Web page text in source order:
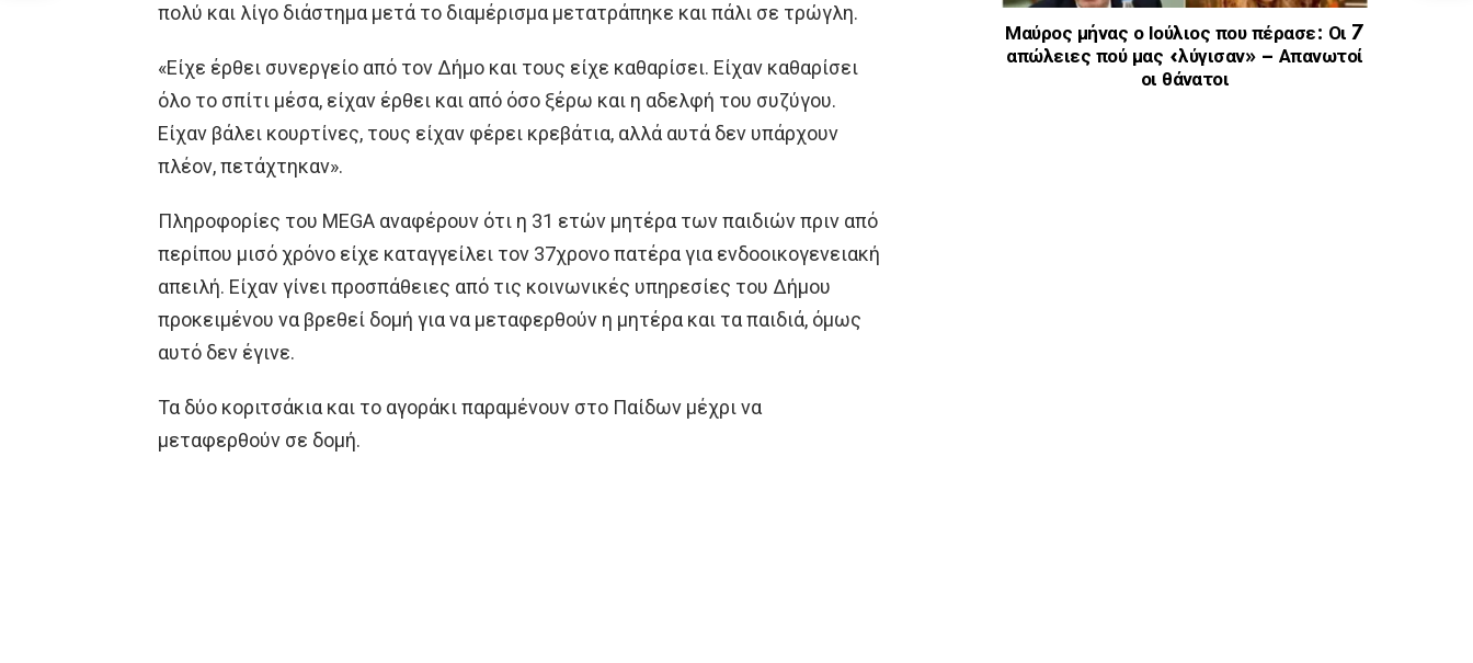
πολύ και λίγο διάστημα μετά το διαμέρισμα μετατράπηκε και πάλι σε τρώγλη.
«Είχε έρθει συνεργείο από τον Δήμο και τους είχε καθαρίσει. Είχαν καθαρίσει
όλο το σπίτι μέσα, είχαν έρθει και από όσο ξέρω και η αδελφή του συζύγου.
Είχαν βάλει κουρτίνες, τους είχαν φέρει κρεβάτια, αλλά αυτά δεν υπάρχουν
πλέον, πετάχτηκαν».
Πληροφορίες του MEGA αναφέρουν ότι η 31 ετών μητέρα των παιδιών πριν από
περίπου μισό χρόνο είχε καταγγείλει τον 37χρονο πατέρα για ενδοοικογενειακή
απειλή. Είχαν γίνει προσπάθειες από τις κοινωνικές υπηρεσίες του Δήμου
προκειμένου να βρεθεί δομή για να μεταφερθούν η μητέρα και τα παιδιά, όμως
αυτό δεν έγινε.
Τα δύο κοριτσάκια και το αγοράκι παραμένουν στο Παίδων μέχρι να
μεταφερθούν σε δομή.
Μαύρος μήνας ο Ιούλιος που πέρασε: Οι 7
απώλειες πού μας «λύγισαν» – Απανωτοί
οι θάνατοι